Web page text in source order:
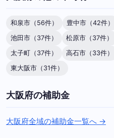
和泉市（56件） 豊中市（42件）
池田市（37件）
松原市（37件）
太子町（37件）
高石市（33件）
東大阪市（31件）
大阪府の補助金
大阪府全域の補助金一覧へ →